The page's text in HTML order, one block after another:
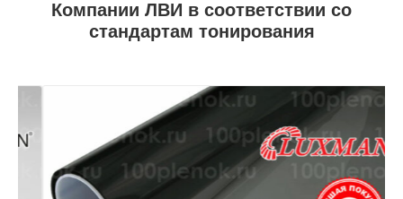
Компании ЛВИ в соответствии со
стандартам тонирования
Детали